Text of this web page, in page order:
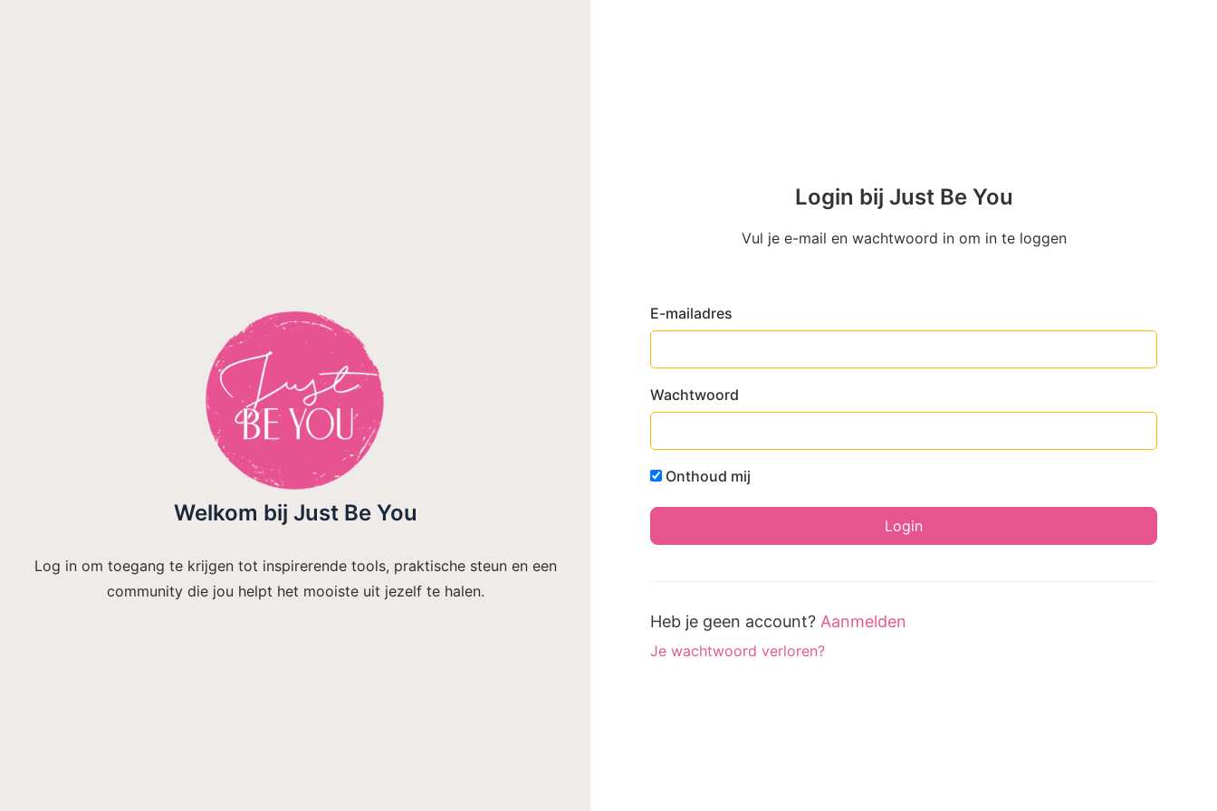
Welkom bij Just Be You
Log in om toegang te krijgen tot inspirerende tools, praktische steun en een
community die jou helpt het mooiste uit jezelf te halen.
Login bij Just Be You
Vul je e-mail en wachtwoord in om in te loggen
E-mailadres
Wachtwoord
Onthoud mij
Heb je geen account? Aanmelden
Je wachtwoord verloren?